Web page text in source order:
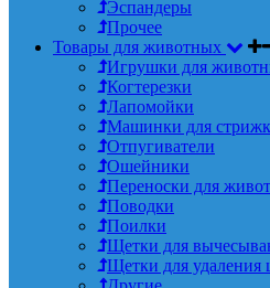
Эспандеры
Прочее
Товары для животных
Игрушки для
Когтерезки
Лапомойки
Машинки для
Отпугиватели
Ошейники
Переноски для
Поводки
Поилки
Щетки для
Щетки для удаления